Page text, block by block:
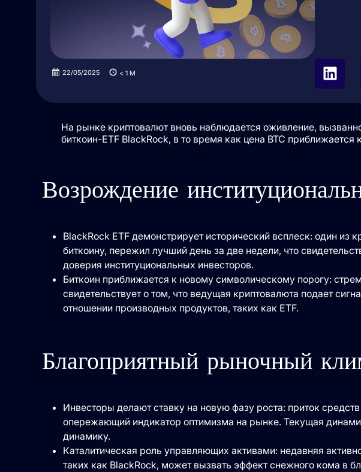
22/05/2025 < 1 M
На рынке криптовалют вновь наблюдается оживление,
биткоин-ETF BlackRock, в то время как цена BTC
Возрождение
BlackRock ETF демонстрирует исторический всплеск: один из
биткоину, пережил лучший день за две недели, что
доверия институциональных инвесторов.
Биткоин приближается к новому символическому порогу:
свидетельствует о том, что ведущая криптовалюта подает
отношении производных продуктов, таких как ETF.
Благоприятный рыночный
Инвесторы делают ставку на новую фазу роста: приток
опережающий индикатор оптимизма на рынке. Текущая
динамику.
Каталитическая роль управляющих активами: недавняя
таких как BlackRock, может вызвать эффект снежного кома в